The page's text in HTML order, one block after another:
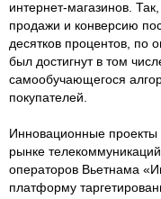
интернет-магазинов.
продажи и конверсию
десятков процентов, по
был достигнут в том
самообучающегося
покупателей.
Инновационные проекты
рынке
операторов Вьетнама
платформу